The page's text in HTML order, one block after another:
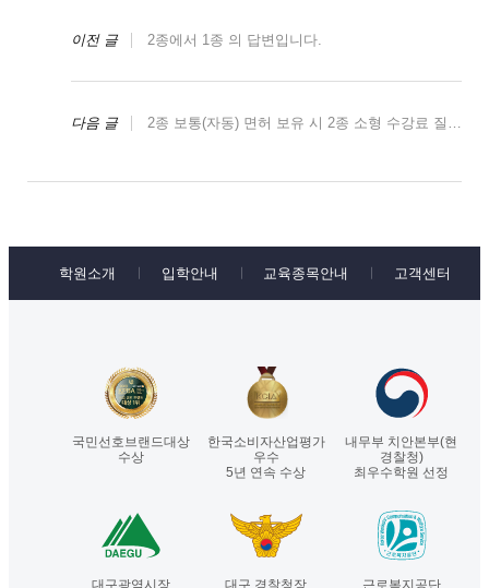
이전 글 2종에서 1종 의 답변입니다.
다음 글 2종 보통(자동) 면허 보유 시 2종 소형 수강료 질문 의 답변입니다.
학원소개 입학안내 교육종목안내 고객센터
국민선호브랜드대상
수상
한국소비자산업평가
우수
5년 연속 수상
내무부 치안본부(현
경찰청)
최우수학원 선정
대구광역시장 대구 경찰청장 근로복지공단